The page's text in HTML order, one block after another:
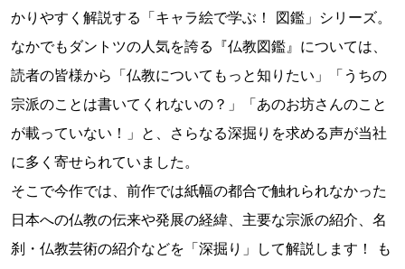
かりやすく解説する「キャラ絵で学ぶ！ 図鑑」シリーズ。
なかでもダントツの人気を誇る『仏教図鑑』については、
読者の皆様から「仏教についてもっと知りたい」「うちの
宗派のことは書いてくれないの？」「あのお坊さんのこと
が載っていない！」と、さらなる深掘りを求める声が当社
に多く寄せられていました。
そこで今作では、前作では紙幅の都合で触れられなかった
日本への仏教の伝来や発展の経緯、主要な宗派の紹介、名
刹・仏教芸術の紹介などを「深掘り」して解説します！ も